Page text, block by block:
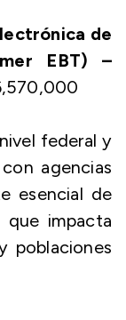
de
EBT) –
federal y
agencias
esencial de
que impacta
poblaciones